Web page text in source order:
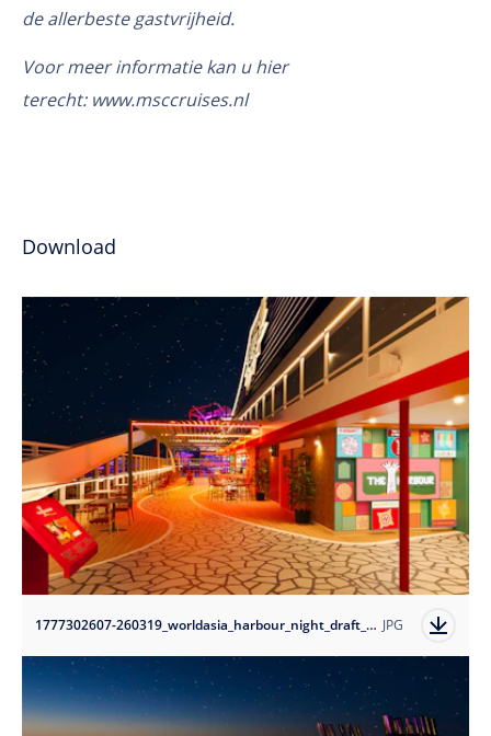
de allerbeste gastvrijheid.
Voor meer informatie kan u hier
terecht: www.msccruises.nl
Download
1777302607-260319_worldasia_harbour_night_draft_04?auto=format JPG